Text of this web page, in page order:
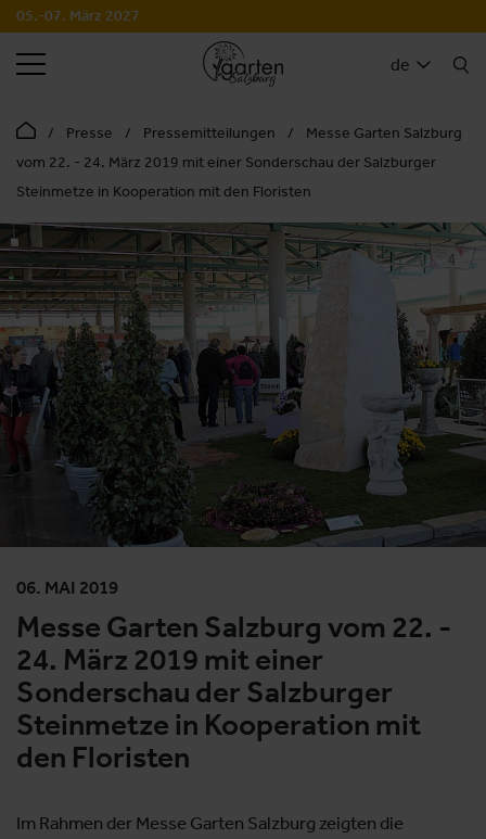
05.-07. März 2027
de
SUCHEN
Presse Pressemitteilungen
Messe Garten Salzburg
vom 22. - 24. März 2019 mit einer Sonderschau der Salzburger
Steinmetze in Kooperation mit den Floristen
06. MAI 2019
Messe Garten Salzburg vom 22. -
24. März 2019 mit einer
Sonderschau der Salzburger
Steinmetze in Kooperation mit
den Floristen
Im Rahmen der Messe Garten Salzburg zeigten die